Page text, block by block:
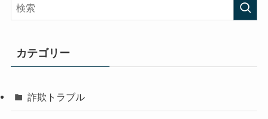
カテゴリー
詐欺トラブル